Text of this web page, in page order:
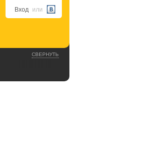
Вход или
СВЕРНУТЬ